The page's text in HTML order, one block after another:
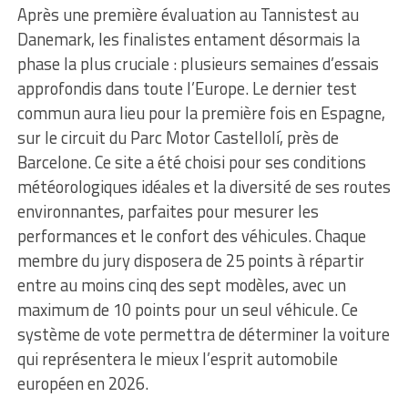
Après une première évaluation au Tannistest au
Danemark, les finalistes entament désormais la
phase la plus cruciale : plusieurs semaines d’essais
approfondis dans toute l’Europe. Le dernier test
commun aura lieu pour la première fois en Espagne,
sur le circuit du Parc Motor Castellolí, près de
Barcelone. Ce site a été choisi pour ses conditions
météorologiques idéales et la diversité de ses routes
environnantes, parfaites pour mesurer les
performances et le confort des véhicules. Chaque
membre du jury disposera de 25 points à répartir
entre au moins cinq des sept modèles, avec un
maximum de 10 points pour un seul véhicule. Ce
système de vote permettra de déterminer la voiture
qui représentera le mieux l’esprit automobile
européen en 2026.